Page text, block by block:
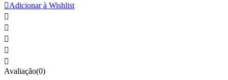
Adicionar à Wishlist





Avaliação(0)